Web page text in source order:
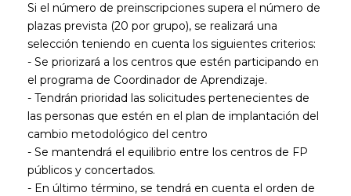
Si el número de preinscripciones supera el número de
plazas prevista (20 por grupo), se realizará una
selección teniendo en cuenta los siguientes criterios:
- Se priorizará a los centros que estén participando en
el programa de Coordinador de Aprendizaje.
- Tendrán prioridad las solicitudes pertenecientes de
las personas que estén en el plan de implantación del
cambio metodológico del centro
- Se mantendrá el equilibrio entre los centros de FP
públicos y concertados.
- En último término, se tendrá en cuenta el orden de